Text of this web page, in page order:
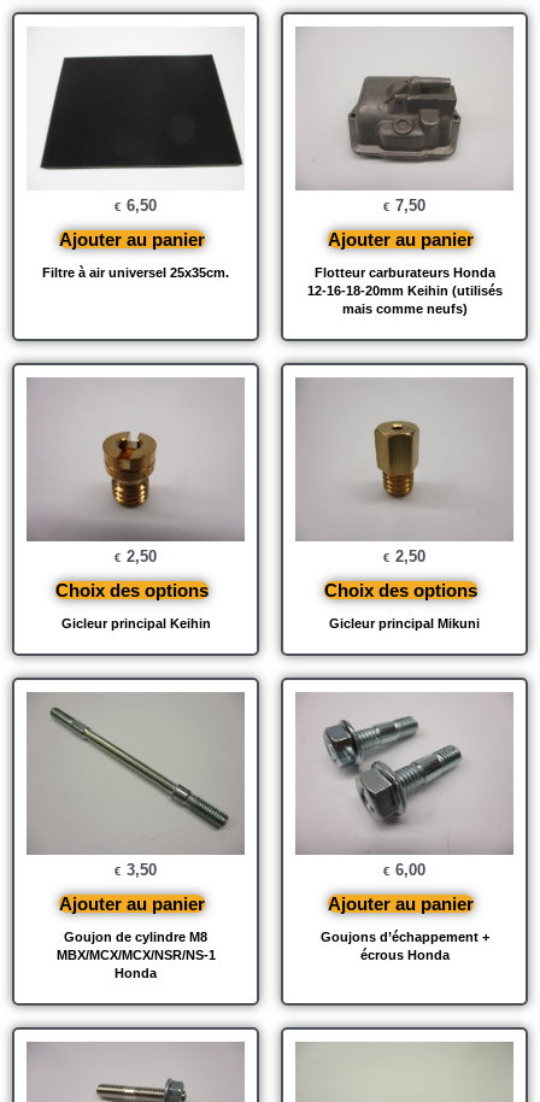
Filtre à air universel 25x35cm.
€ 6,50
Ajouter au panier
Flotteur carburateurs Honda
12-16-18-20mm Keihin (utilisés
mais comme neufs)
€ 7,50
Ajouter au panier
Gicleur principal Keihin
€ 2,50
Choix des options
Gicleur principal Mikuni
€ 2,50
Choix des options
Goujon de cylindre M8
MBX/MCX/MCX/NSR/NS-1
Honda
€ 3,50
Ajouter au panier
Goujons d’échappement +
écrous Honda
€ 6,00
Ajouter au panier